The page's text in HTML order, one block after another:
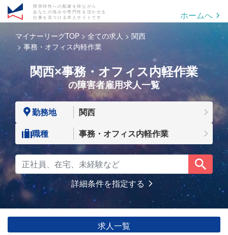
障害特性への配慮を得ながら
あなたの強みや専門性を活かせる
仕事を見つける求人サイトです
ホームへ
マイナーリーグTOP 全ての求人
関西
事務・オフィス内軽作業
関西×事務・オフィス内軽作業
の障害者雇用求人一覧
勤務地
関西
職種
事務・オフィス内軽作業
詳細条件を指定する
求人一覧